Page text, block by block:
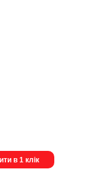
в 1 клік